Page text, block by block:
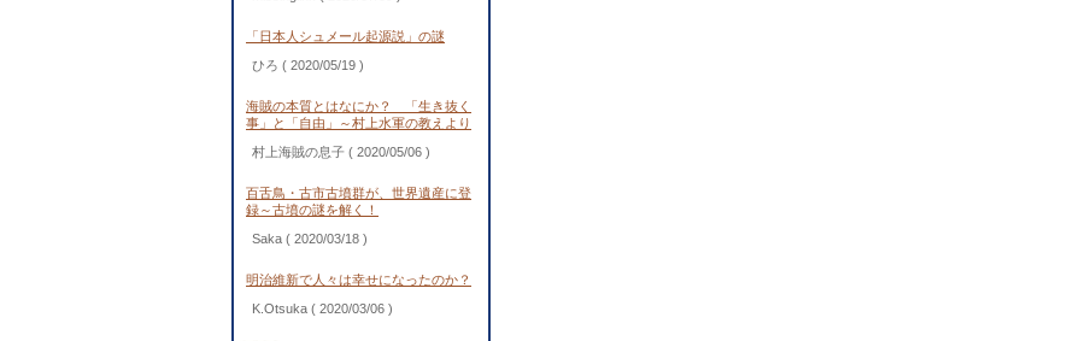
「日本人シュメール起源説」の謎
ひろ ( 2020/05/19 )
海賊の本質とはなにか？ 「生き抜く
事」と「自由」～村上水軍の教えより
村上海賊の息子 ( 2020/05/06 )
百舌鳥・古市古墳群が、世界遺産に登
録～古墳の謎を解く！
Saka ( 2020/03/18 )
明治維新で人々は幸せになったのか？
K.Otsuka ( 2020/03/06 )